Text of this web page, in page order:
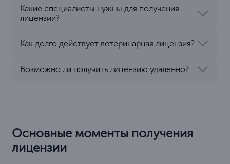
Какие специалисты нужны для получения
лицензии?
Как долго действует ветеринарная лицензия?
Возможно ли получить лицензию удаленно?
Основные моменты получения
лицензии